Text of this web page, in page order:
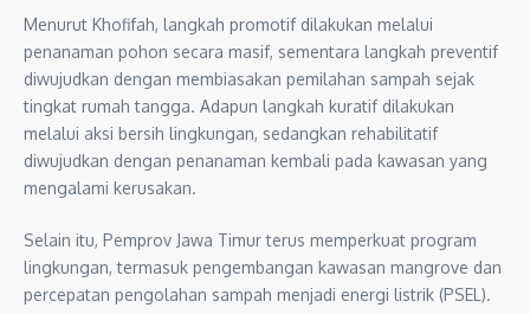
Menurut Khofifah, langkah promotif dilakukan melalui
penanaman pohon secara masif, sementara langkah preventif
diwujudkan dengan membiasakan pemilahan sampah sejak
tingkat rumah tangga. Adapun langkah kuratif dilakukan
melalui aksi bersih lingkungan, sedangkan rehabilitatif
diwujudkan dengan penanaman kembali pada kawasan yang
mengalami kerusakan.
Selain itu, Pemprov Jawa Timur terus memperkuat program
lingkungan, termasuk pengembangan kawasan mangrove dan
percepatan pengolahan sampah menjadi energi listrik (PSEL).